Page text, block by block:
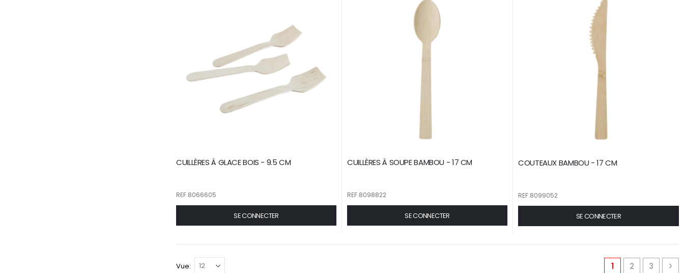
CUILLÈRES À GLACE BOIS - 9.5 CM
REF.8066605
SE CONNECTER
CUILLÈRES À SOUPE BAMBOU - 17 CM
REF.8098822
SE CONNECTER
COUTEAUX BAMBOU - 17 CM
REF.8099052
SE CONNECTER
Page
You're currently
1 Page
2 Page
3
Vue